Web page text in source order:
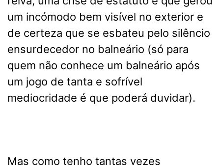
um incómodo bem visível no exterior e
de certeza que se esbateu pelo silêncio
ensurdecedor no balneário (só para
quem não conhece um balneário após
um jogo de tanta e sofrível
mediocridade é que poderá duvidar).
Mas como tenho tantas vezes